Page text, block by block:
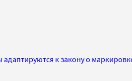
к закону о